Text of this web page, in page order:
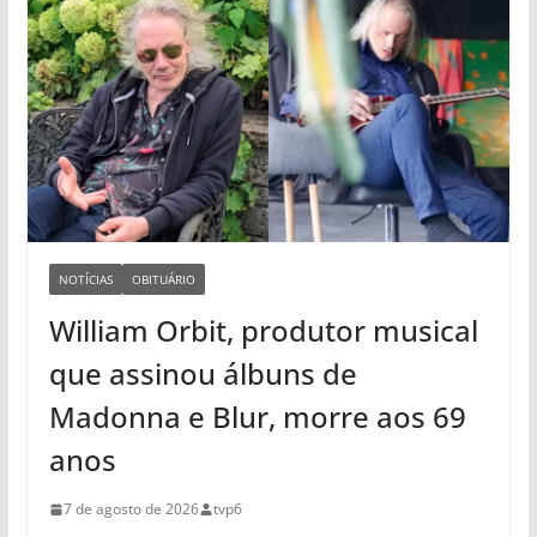
NOTÍCIAS OBITUÁRIO
William Orbit, produtor musical
que assinou álbuns de
Madonna e Blur, morre aos 69
anos
7 de agosto de 2026 tvp6